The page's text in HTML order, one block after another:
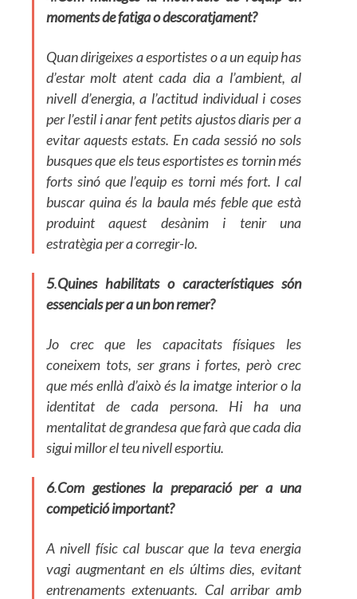
moments de fatiga o descoratjament?
Quan dirigeixes a esportistes o a un equip has
d’estar molt atent cada dia a l’ambient, al
nivell d’energia, a l’actitud individual i coses
per l’estil i anar fent petits ajustos diaris per a
evitar aquests estats. En cada sessió no sols
busques que els teus esportistes es tornin més
forts sinó que l’equip es torni més fort. I cal
buscar quina és la baula més feble que està
produint aquest desànim i tenir una
estratègia per a corregir-lo.
5.Quines habilitats o característiques són
essencials per a un bon remer?
Jo crec que les capacitats físiques les
coneixem tots, ser grans i fortes, però crec
que més enllà d’això és la imatge interior o la
identitat de cada persona. Hi ha una
mentalitat de grandesa que farà que cada dia
sigui millor el teu nivell esportiu.
6.Com gestiones la preparació per a una
competició important?
A nivell físic cal buscar que la teva energia
vagi augmentant en els últims dies, evitant
entrenaments extenuants. Cal arribar amb